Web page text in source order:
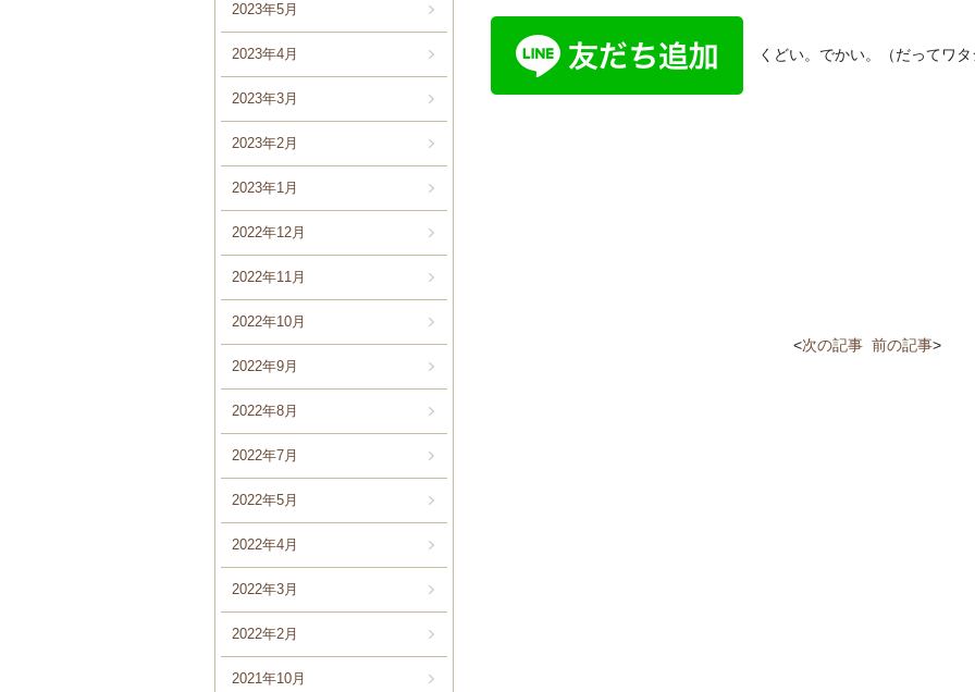
2023年5月
2023年4月
2023年3月
2023年2月
2023年1月
2022年12月
2022年11月
2022年10月
2022年9月
2022年8月
2022年7月
2022年5月
2022年4月
2022年3月
2022年2月
2021年10月
くどい。でかい。（だってワタ
<次の記事 前の記事>